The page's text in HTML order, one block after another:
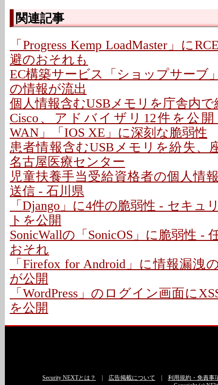
関連記事
「Progress Kemp LoadMaster」に
避のおそれも
EC構築サービス「ショップサーブ
の情報が流出
個人情報含むUSBメモリを庁舎内で
Cisco、アドバイザリ12件を公開
WAN」「IOS XE」に深刻な脆弱性
患者情報含むUSBメモリを紛失、
名古屋医療センター
児童扶養手当受給資格者の個人情
送信 - 石川県
「Django」に4件の脆弱性 - セキュ
トを公開
SonicWallの「SonicOS」に脆弱性 -
おそれ
「Firefox for Android」に情報漏洩
が公開
「WordPress」のログイン画面に
を公開
Security NEXTとは？ 広告掲載について
利用規約・免責事